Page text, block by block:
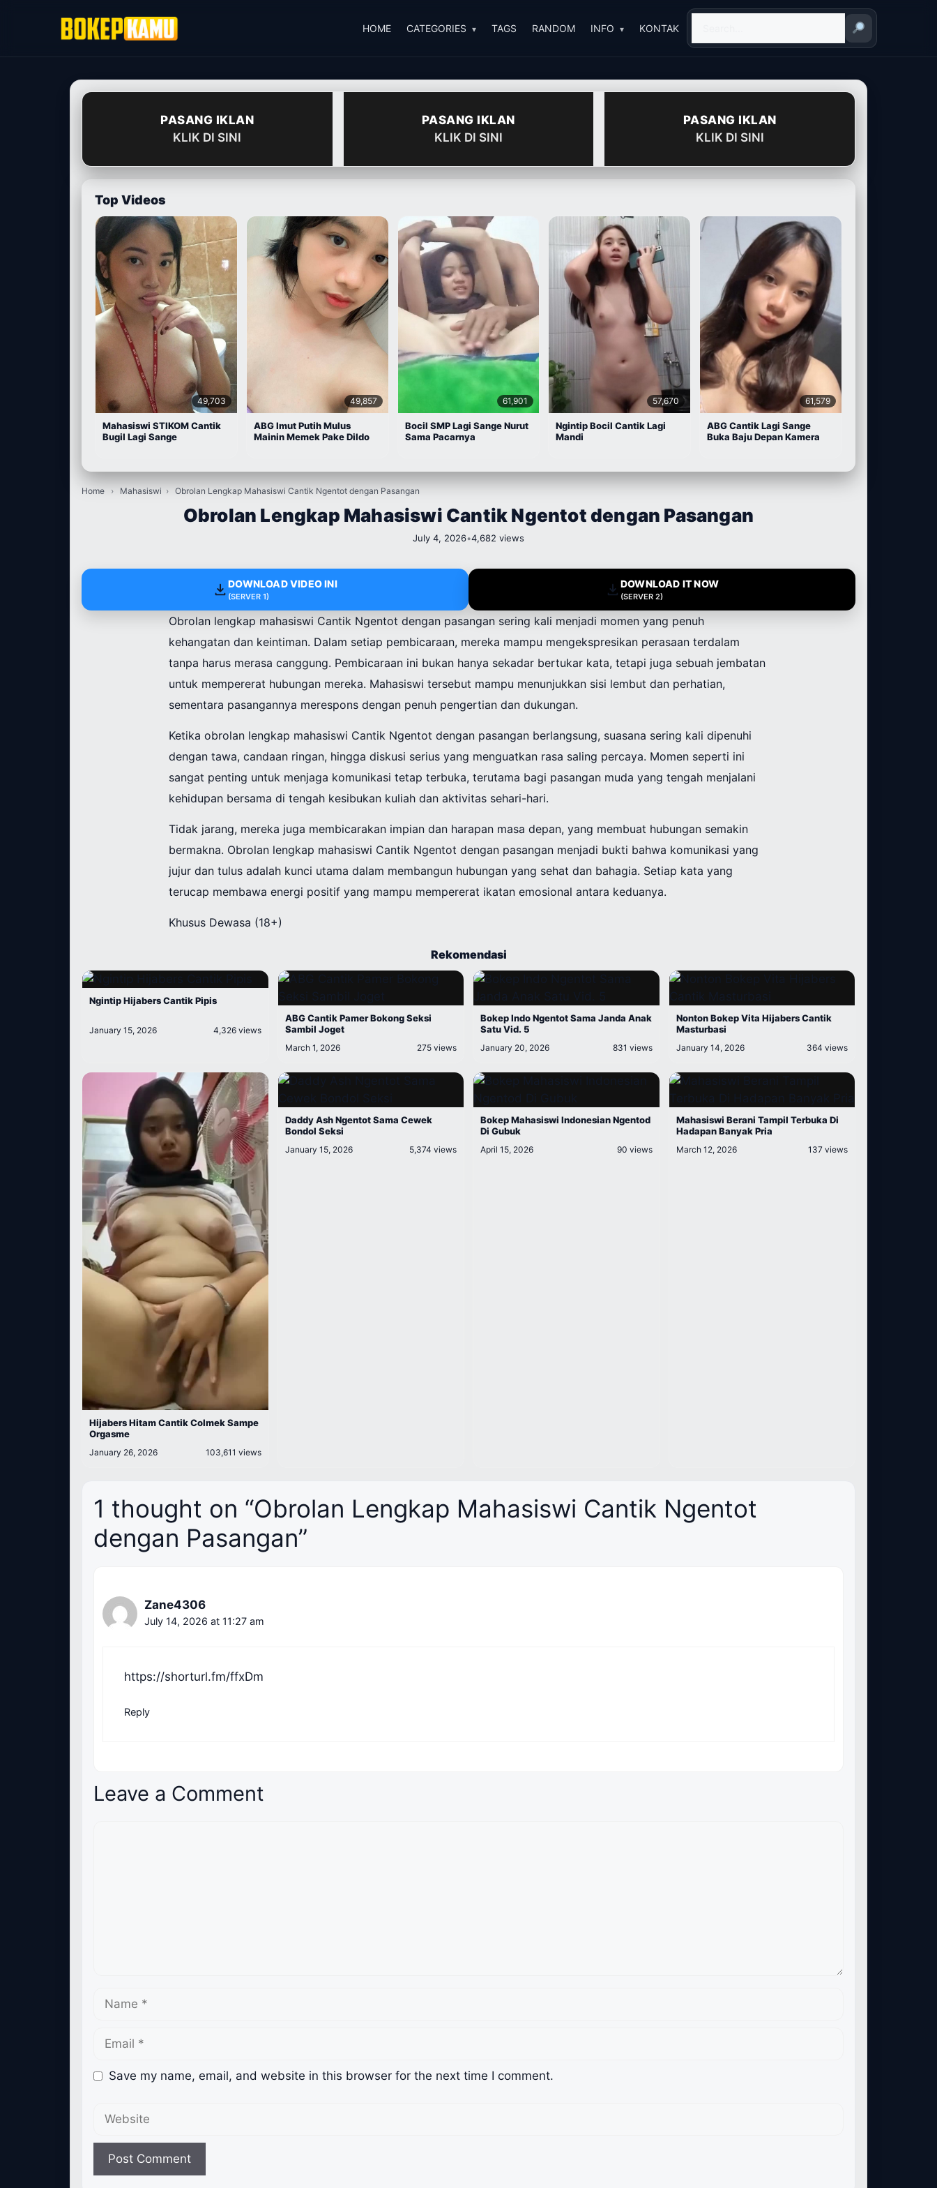
HOME CATEGORIES TAGS RANDOM INFO KONTAK
PASANG IKLAN
KLIK DI SINI
PASANG IKLAN
KLIK DI SINI
PASANG IKLAN
KLIK DI SINI
Top Videos
49,703
Mahasiswi STIKOM Cantik
Bugil Lagi Sange
49,857
ABG Imut Putih Mulus
Mainin Memek Pake Dildo
61,901
Bocil SMP Lagi Sange Nurut
Sama Pacarnya
57,670
Ngintip Bocil Cantik Lagi
Mandi
61,579
ABG Cantik Lagi Sange
Buka Baju Depan Kamera
Home › Mahasiswi › Obrolan Lengkap Mahasiswi Cantik Ngentot dengan Pasangan
Obrolan Lengkap Mahasiswi Cantik Ngentot dengan Pasangan
July 4, 2026•4,682 views
DOWNLOAD VIDEO INI
(SERVER 1)
DOWNLOAD IT NOW
(SERVER 2)
Obrolan lengkap mahasiswi Cantik Ngentot dengan pasangan sering kali menjadi momen yang penuh
kehangatan dan keintiman. Dalam setiap pembicaraan, mereka mampu mengekspresikan perasaan terdalam
tanpa harus merasa canggung. Pembicaraan ini bukan hanya sekadar bertukar kata, tetapi juga sebuah jembatan
untuk mempererat hubungan mereka. Mahasiswi tersebut mampu menunjukkan sisi lembut dan perhatian,
sementara pasangannya merespons dengan penuh pengertian dan dukungan.
Ketika obrolan lengkap mahasiswi Cantik Ngentot dengan pasangan berlangsung, suasana sering kali dipenuhi
dengan tawa, candaan ringan, hingga diskusi serius yang menguatkan rasa saling percaya. Momen seperti ini
sangat penting untuk menjaga komunikasi tetap terbuka, terutama bagi pasangan muda yang tengah menjalani
kehidupan bersama di tengah kesibukan kuliah dan aktivitas sehari-hari.
Tidak jarang, mereka juga membicarakan impian dan harapan masa depan, yang membuat hubungan semakin
bermakna. Obrolan lengkap mahasiswi Cantik Ngentot dengan pasangan menjadi bukti bahwa komunikasi yang
jujur dan tulus adalah kunci utama dalam membangun hubungan yang sehat dan bahagia. Setiap kata yang
terucap membawa energi positif yang mampu mempererat ikatan emosional antara keduanya.
Khusus Dewasa (18+)
Rekomendasi
Ngintip Hijabers Cantik Pipis
January 15, 2026 4,326 views
ABG Cantik Pamer Bokong Seksi
Sambil Joget
March 1, 2026 275 views
Bokep Indo Ngentot Sama Janda Anak
Satu Vid. 5
January 20, 2026 831 views
Nonton Bokep Vita Hijabers Cantik
Masturbasi
January 14, 2026 364 views
Hijabers Hitam Cantik Colmek Sampe
Orgasme
January 26, 2026 103,611 views
Daddy Ash Ngentot Sama Cewek
Bondol Seksi
January 15, 2026 5,374 views
Bokep Mahasiswi Indonesian Ngentod
Di Gubuk
April 15, 2026 90 views
Mahasiswi Berani Tampil Terbuka Di
Hadapan Banyak Pria
March 12, 2026 137 views
1 thought on “Obrolan Lengkap Mahasiswi Cantik Ngentot
dengan Pasangan”
Zane4306
July 14, 2026 at 11:27 am
https://shorturl.fm/ffxDm
Reply
Leave a Comment
Name
Email
Save my name, email, and website in this browser for the next time I comment.